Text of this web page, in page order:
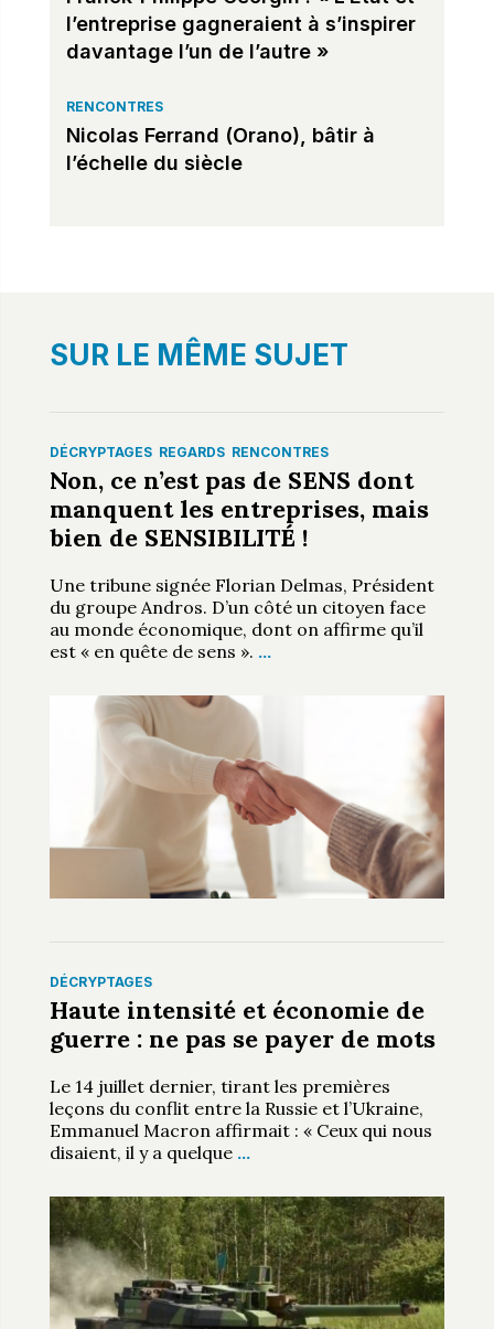
l’entreprise gagneraient à s’inspirer
davantage l’un de l’autre »
RENCONTRES
Nicolas Ferrand (Orano), bâtir à
l’échelle du siècle
SUR LE MÊME SUJET
DÉCRYPTAGES REGARDS RENCONTRES
Non, ce n’est pas de SENS dont
manquent les entreprises, mais
bien de SENSIBILITÉ !
Une tribune signée Florian Delmas, Président
du groupe Andros. D’un côté un citoyen face
au monde économique, dont on affirme qu’il
est « en quête de sens ». …
DÉCRYPTAGES
Haute intensité et économie de
guerre : ne pas se payer de mots
Le 14 juillet dernier, tirant les premières
leçons du conflit entre la Russie et l’Ukraine,
Emmanuel Macron affirmait : « Ceux qui nous
disaient, il y a quelque …